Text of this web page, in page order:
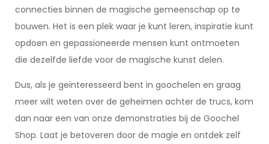
connecties binnen de magische gemeenschap op te
bouwen. Het is een plek waar je kunt leren, inspiratie kunt
opdoen en gepassioneerde mensen kunt ontmoeten
die dezelfde liefde voor de magische kunst delen.
Dus, als je geïnteresseerd bent in goochelen en graag
meer wilt weten over de geheimen achter de trucs, kom
dan naar een van onze demonstraties bij de Goochel
Shop. Laat je betoveren door de magie en ontdek zelf